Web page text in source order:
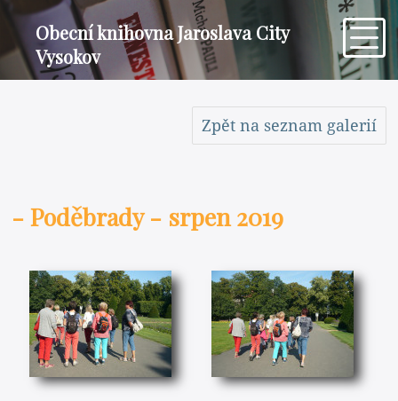
Obecní knihovna Jaroslava City
Vysokov
Zpět na seznam galerií
- Poděbrady - srpen 2019